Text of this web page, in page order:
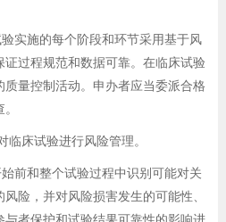
施的每个阶段和环节采用基于风
证过程规范和数据可靠。在临床试验
量控制活动。申办者应当委派合格
床试验进行风险管理。
和整个试验过程中识别可能对关
险，并对风险损害发生的可能性、